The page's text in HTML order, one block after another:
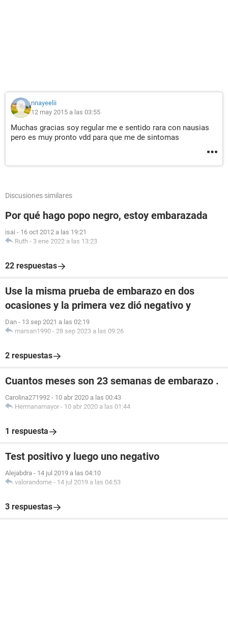
nnayeelii
12 may 2015 a las 03:55
Muchas gracias soy regular me e sentido rara con nausias
pero es muy pronto vdd para que me de sintomas
Discusiones similares
Por qué hago popo negro, estoy embarazada
isai - 16 oct 2012 a las 19:21
Ruth - 3 ene 2022 a las 13:23
22 respuestas
Use la misma prueba de embarazo en dos
ocasiones y la primera vez dió negativo y
Dan - 13 sep 2021 a las 02:19
marsan1990 - 28 sep 2023 a las 09:26
2 respuestas
Cuantos meses son 23 semanas de embarazo .
Carolina271992 - 10 abr 2020 a las 00:43
Hermanamayor - 10 abr 2020 a las 01:44
1 respuesta
Test positivo y luego uno negativo
Alejabdra - 14 jul 2019 a las 04:10
valorandome - 14 jul 2019 a las 04:53
3 respuestas